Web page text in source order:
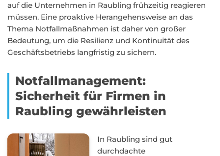
auf die Unternehmen in Raubling frühzeitig reagieren
müssen. Eine proaktive Herangehensweise an das
Thema Notfallmaßnahmen ist daher von großer
Bedeutung, um die Resilienz und Kontinuität des
Geschäftsbetriebs langfristig zu sichern.
Notfallmanagement:
Sicherheit für Firmen in
Raubling gewährleisten
In Raubling sind gut
durchdachte